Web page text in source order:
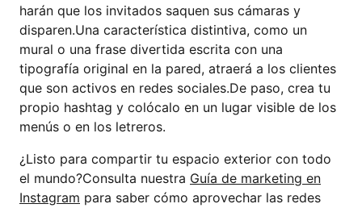
harán que los invitados saquen sus cámaras y
disparen.Una característica distintiva, como un
mural o una frase divertida escrita con una
tipografía original en la pared, atraerá a los clientes
que son activos en redes sociales.De paso, crea tu
propio hashtag y colócalo en un lugar visible de los
menús o en los letreros.
¿Listo para compartir tu espacio exterior con todo
el mundo?Consulta nuestra Guía de marketing en
Instagram para saber cómo aprovechar las redes